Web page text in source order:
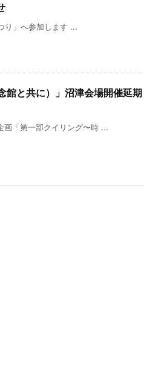
り」へ参加します ...
館と共に）」沼津会場開催延期
画「第一部クイリング〜時 ...